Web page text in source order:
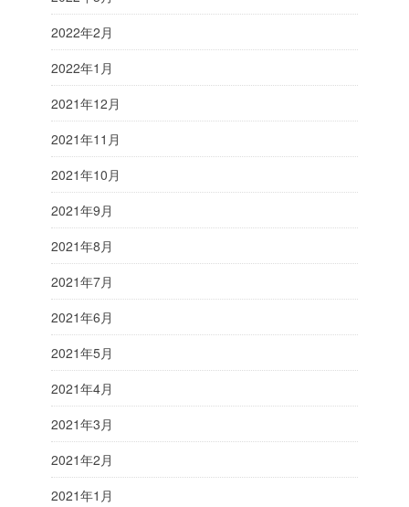
2022年2月
2022年1月
2021年12月
2021年11月
2021年10月
2021年9月
2021年8月
2021年7月
2021年6月
2021年5月
2021年4月
2021年3月
2021年2月
2021年1月